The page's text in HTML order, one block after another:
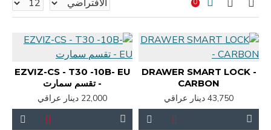
0
DRAWER SMART LOCK -
CARBON
43,750 دينار عراقي
EZVIZ-CS - T30 -10B- EU
- تقسم سمارت
22,000 دينار عراقي